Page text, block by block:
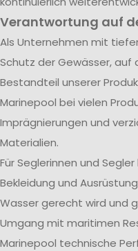
Verantwortung auf
Als Unternehmen mit
Schutz der Gewässer, auf
Bestandteil unserer
Marinepool bei vielen
Imprägnierungen und
Materialien.
Für Seglerinnen und
Bekleidung und
Wasser gerecht wird und
Umgang mit maritimen
Marinepool technische